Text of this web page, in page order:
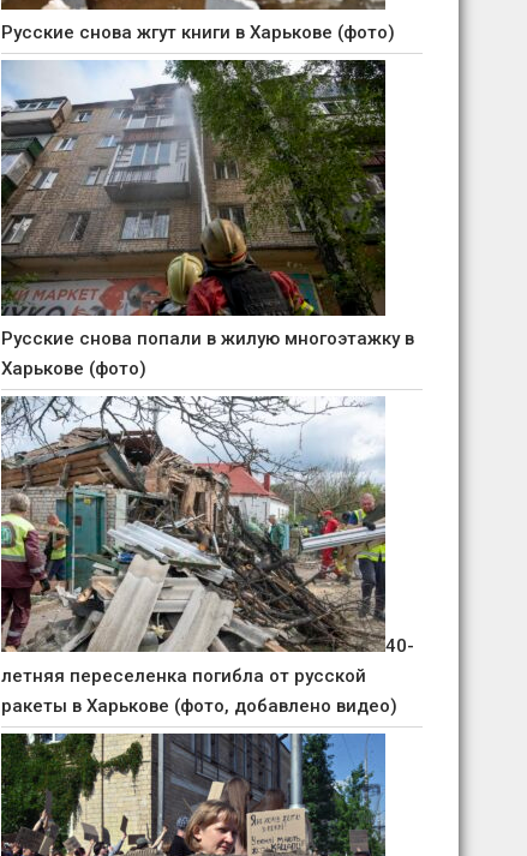
Русские снова жгут книги в Харькове (фото)
Русские снова попали в жилую многоэтажку в
Харькове (фото)
40-
летняя переселенка погибла от русской
ракеты в Харькове (фото, добавлено видео)